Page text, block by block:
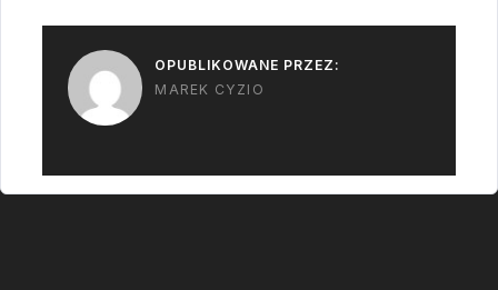
wojsko przedstawiło…OPUBLIKOWANE PRZEZ:
MAREK CYZIO